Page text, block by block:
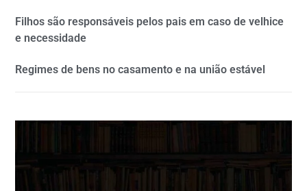
Filhos são responsáveis pelos pais em caso de velhice
e necessidade
Regimes de bens no casamento e na união estável